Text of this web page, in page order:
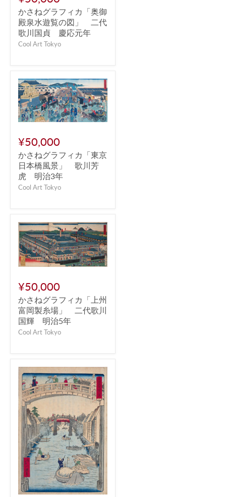
かさねグラフィカ「奥御
殿泉水遊覧の図」 二代
歌川国貞 慶応元年
Cool Art Tokyo
¥50,000
かさねグラフィカ「東京
日本橋風景」 歌川芳
虎 明治3年
Cool Art Tokyo
¥50,000
かさねグラフィカ「上州
富岡製糸場」 二代歌川
国輝 明治5年
Cool Art Tokyo